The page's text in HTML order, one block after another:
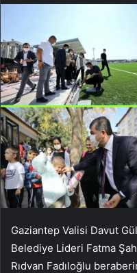
Gaziantep Valisi Davut
Belediye Lideri Fatma
Rıdvan Fadıloğlu